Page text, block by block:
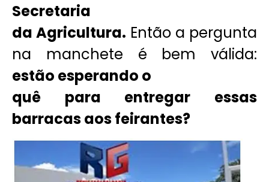
Secretaria
da Agricultura. Então a pergunta
na manchete é bem válida:
estão esperando o
quê para entregar essas
barracas aos feirantes?